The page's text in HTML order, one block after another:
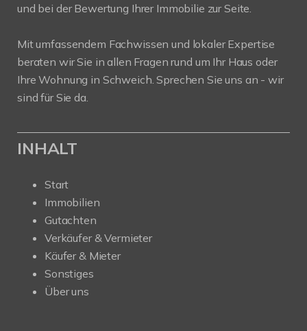
und bei der Bewertung Ihrer Immobilie zur Seite.
Mit umfassendem Fachwissen und lokaler Expertise
beraten wir Sie in allen Fragen rund um Ihr Haus oder
Ihre Wohnung in Schweich. Sprechen Sie uns an - wir
sind für Sie da.
INHALT
Start
Immobilien
Gutachten
Verkäufer & Vermieter
Käufer & Mieter
Sonstiges
Über uns